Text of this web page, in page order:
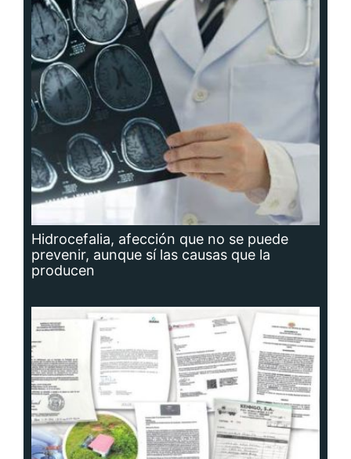
Hidrocefalia, afección que no se puede
prevenir, aunque sí las causas que la
producen